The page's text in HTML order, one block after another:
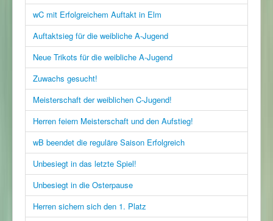
wC mit Erfolgreichem Auftakt in Elm
Auftaktsieg für die weibliche A-Jugend
Neue Trikots für die weibliche A-Jugend
Zuwachs gesucht!
Meisterschaft der weiblichen C-Jugend!
Herren feiern Meisterschaft und den Aufstieg!
wB beendet die reguläre Saison Erfolgreich
Unbesiegt in das letzte Spiel!
Unbesiegt in die Osterpause
Herren sichern sich den 1. Platz